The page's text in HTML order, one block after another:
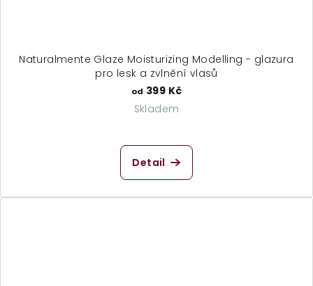
Naturalmente Glaze Moisturizing Modelling - glazura
pro lesk a zvlnění vlasů
od 399 Kč
Skladem
hodnocení
produktu
z
Detail